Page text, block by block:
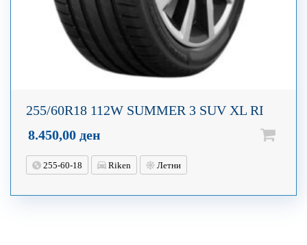
255/60R18 112W SUMMER 3 SUV XL RI
8.450,00 ден
255-60-18 Riken Летни